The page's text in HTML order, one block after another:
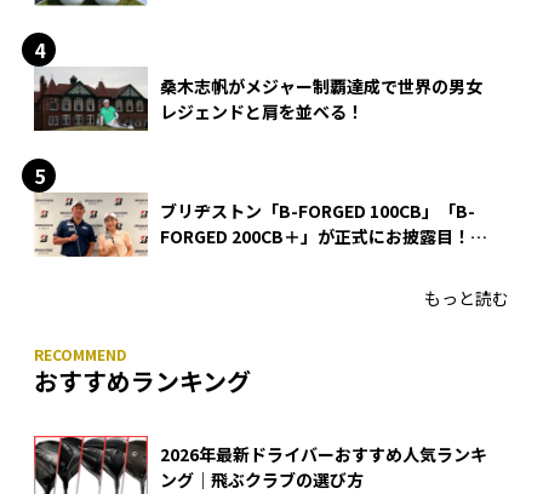
桑木志帆がメジャー制覇達成で世界の男女
レジェンドと肩を並べる！
ブリヂストン「B-FORGED 100CB」「B-
FORGED 200CB＋」が正式にお披露目！
もっと読む
おすすめランキング
2026年最新ドライバーおすすめ人気ランキ
ング｜飛ぶクラブの選び方